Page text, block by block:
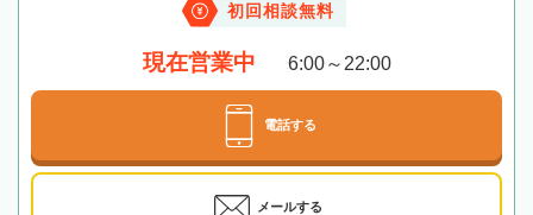
初回相談無料
現在営業中 6:00～22:00
電話する
メールする